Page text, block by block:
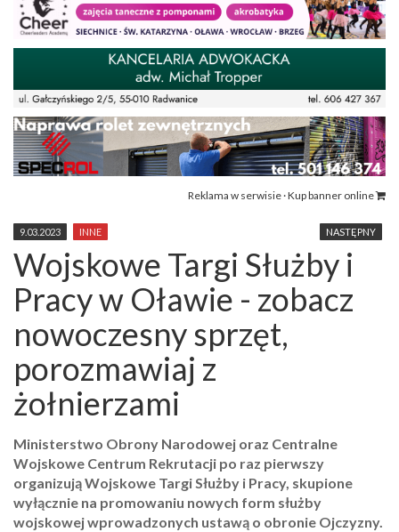
Reklama w serwisie · Kup banner online
NASTĘPNY
9.03.2023 INNE
Wojskowe Targi Służby i
Pracy w Oławie - zobacz
nowoczesny sprzęt,
porozmawiaj z
żołnierzami
Ministerstwo Obrony Narodowej oraz Centralne
Wojskowe Centrum Rekrutacji po raz pierwszy
organizują Wojskowe Targi Służby i Pracy, skupione
wyłącznie na promowaniu nowych form służby
wojskowej wprowadzonych ustawą o obronie Ojczyzny.